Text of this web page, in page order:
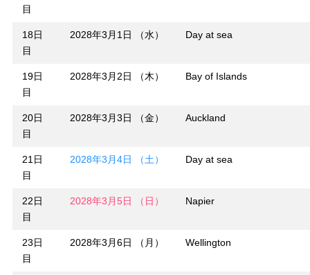
目
18日
目
2028年3月1日 （水） Day at sea
19日
目
2028年3月2日 （木） Bay of Islands
20日
目
2028年3月3日 （金） Auckland
21日
目
2028年3月4日 （土） Day at sea
22日
目
2028年3月5日 （日） Napier
23日
目
2028年3月6日 （月） Wellington